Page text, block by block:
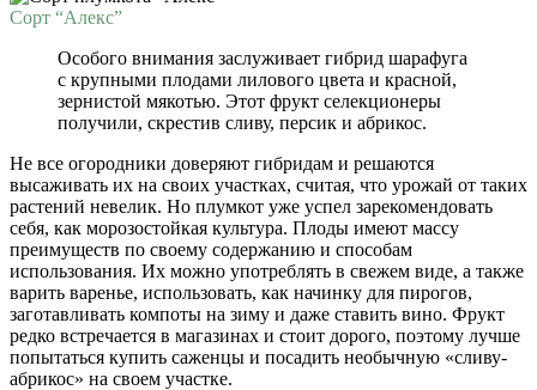
Сорт “Алекс”
Особого внимания заслуживает гибрид шарафуга
с крупными плодами лилового цвета и красной,
зернистой мякотью. Этот фрукт селекционеры
получили, скрестив сливу, персик и абрикос.
Не все огородники доверяют гибридам и решаются
высаживать их на своих участках, считая, что урожай от таких
растений невелик. Но плумкот уже успел зарекомендовать
себя, как морозостойкая культура. Плоды имеют массу
преимуществ по своему содержанию и способам
использования. Их можно употреблять в свежем виде, а также
варить варенье, использовать, как начинку для пирогов,
заготавливать компоты на зиму и даже ставить вино. Фрукт
редко встречается в магазинах и стоит дорого, поэтому лучше
попытаться купить саженцы и посадить необычную «сливу-
абрикос» на своем участке.